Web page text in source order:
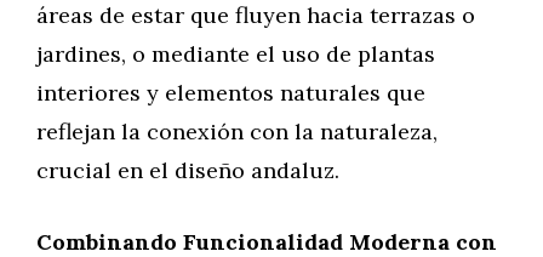
áreas de estar que fluyen hacia terrazas o
jardines, o mediante el uso de plantas
interiores y elementos naturales que
reflejan la conexión con la naturaleza,
crucial en el diseño andaluz.
Combinando Funcionalidad Moderna con